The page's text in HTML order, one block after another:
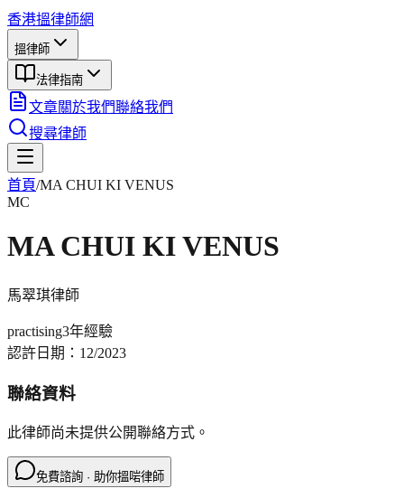
香港搵律師網
搵律師
法律指南
文章關於我們聯絡我們
搜尋律師
首頁/MA CHUI KI VENUS
MC
MA CHUI KI VENUS
馬翠琪律師
practising3年經驗
認許日期： 12/2023
聯絡資料
此律師尚未提供公開聯絡方式。
免費諮詢 · 助你搵啱律師